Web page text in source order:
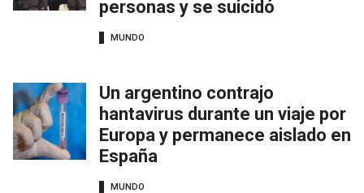
personas y se suicidó
MUNDO
Un argentino contrajo
hantavirus durante un viaje por
Europa y permanece aislado en
España
MUNDO